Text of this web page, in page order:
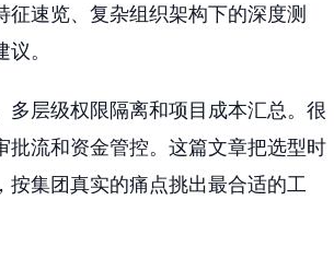
速览、复杂组织架构下的深度测
。
层级权限隔离和项目成本汇总。很
流和资金管控。这篇文章把选型时
集团真实的痛点挑出最合适的工